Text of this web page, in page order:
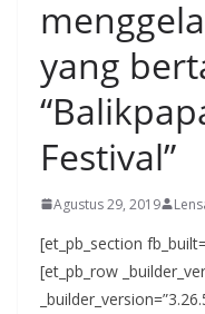
yang
Festival”
Agustus 29, 2019
[et_pb_section
[et_pb_row